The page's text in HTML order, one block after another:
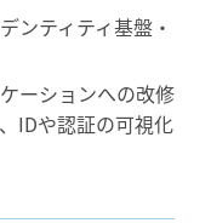
ンティティ基盤・
ーションへの改修
IDや認証の可視化